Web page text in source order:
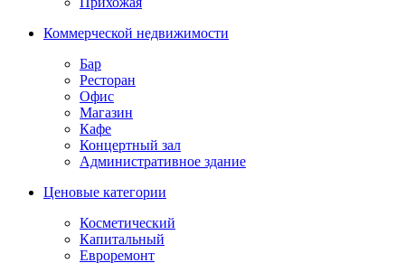
Коммерческой недвижимости
Бар
Ресторан
Офис
Магазин
Кафе
Концертный зал
Административное здание
Ценовые категории
Косметический
Капитальный
Евроремонт